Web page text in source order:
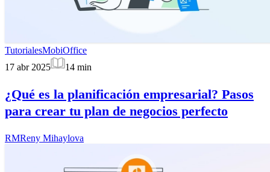
TutorialesMobiOffice
17 abr 2025
14 min
¿Qué es la planificación empresarial? Pasos
para crear tu plan de negocios perfecto
RMReny Mihaylova